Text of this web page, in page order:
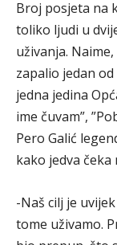
Broj posjeta na
toliko ljudi u
uživanja.
zapalio jedan
jedna jedina
ime čuvam”,
Pero Galić
kako jedva čeka
-Naš cilj je
tome uživamo.